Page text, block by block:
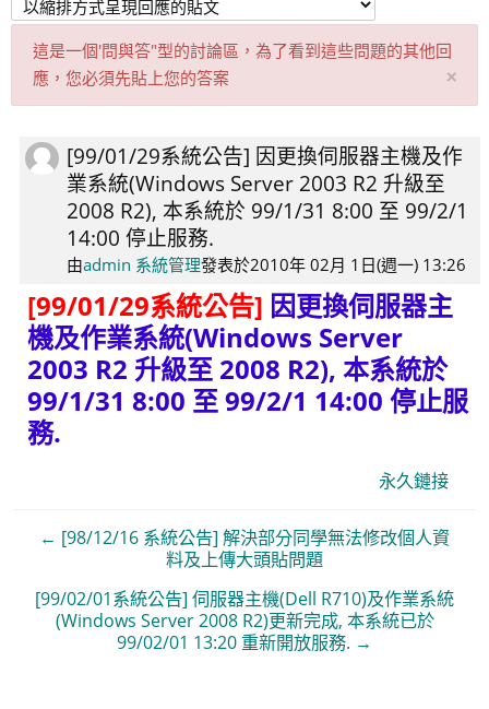
這是一個'問與答"型的討論區，為了看到這些問題的其他回
應，您必須先貼上您的答案
×取
消
通
知
[99/01/29系統公告] 因更換伺服器主機及作
業系統(Windows Server 2003 R2 升級至
2008 R2), 本系統於 99/1/31 8:00 至 99/2/1
14:00 停止服務.
由admin 系統管理發表於2010年 02月 1日(週一) 13:26
Number
of
replies:
0
[99/01/29系統公告] 因更換伺服器主
機及作業系統(Windows Server
2003 R2 升級至 2008 R2), 本系統於
99/1/31 8:00 至 99/2/1 14:00 停止服
務.
永久鏈接
← [98/12/16 系統公告] 解決部分同學無法修改個人資
料及上傳大頭貼問題
[99/02/01系統公告] 伺服器主機(Dell R710)及作業系統
(Windows Server 2008 R2)更新完成, 本系統已於
99/02/01 13:20 重新開放服務. →